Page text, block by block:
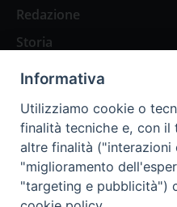
Redazione
Storia
Abbonamenti
Abbonamento Annuale
Abbonamento Annuale
Abbonamento Singola
Informativa
Utilizziamo cookie o
finalità tecniche e, con il
altre finalità ("interazioni
"miglioramento
"targeting e pubblicità")